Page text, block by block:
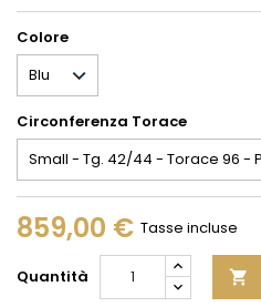
Colore
Circonferenza Torace
859,00 € Tasse incluse
Quantità 